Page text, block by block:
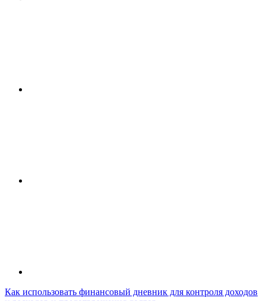
Как использовать финансовый дневник для контроля доходов